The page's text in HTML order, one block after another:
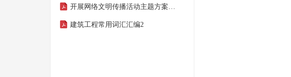
开展网络文明传播活动主题方案 (一)
建筑工程常用词汇汇编2